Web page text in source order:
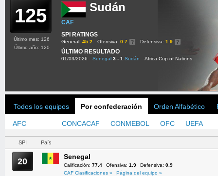
125 Sudán
CAF
SPI RATINGS
General: 45.2 Ofensiva: 0.7 Defensiva: 1.9
ÚLTIMO RESULTADO
01/03/2026 Senegal 3 - 1 Sudán Africa Cup of Nations
Último mes: 126
Último año: 120
Todos los equipos Por confederación Orden Alfabético
AFC CONCACAF CONMEBOL OFC UEFA
SPI País
20 Senegal
Calificación: 77.4 Ofensiva: 1.9 Defensiva: 0.9
CAF Clasificaciones »
Página del equipo »